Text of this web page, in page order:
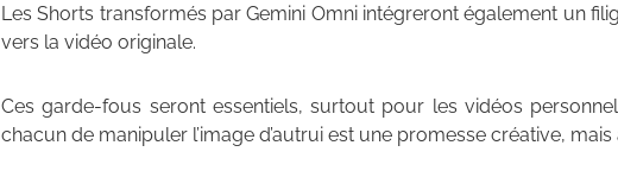
Les Shorts transformés par Gemini Omni intégreront également un
vers la vidéo originale.
Ces garde-fous seront essentiels, surtout pour les vidéos
chacun de manipuler l’image d’autrui est une promesse créative,